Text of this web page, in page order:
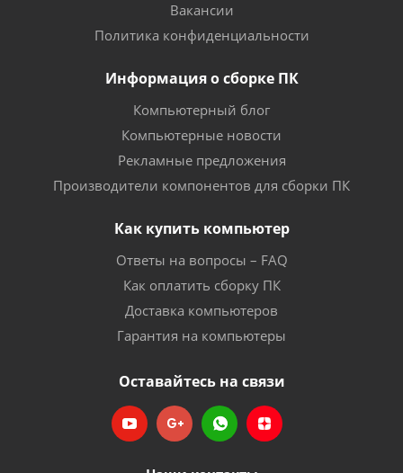
Вакансии
Политика конфиденциальности
Информация о сборке ПК
Компьютерный блог
Компьютерные новости
Рекламные предложения
Производители компонентов для сборки ПК
Как купить компьютер
Ответы на вопросы – FAQ
Как оплатить сборку ПК
Доставка компьютеров
Гарантия на компьютеры
Оставайтесь на связи